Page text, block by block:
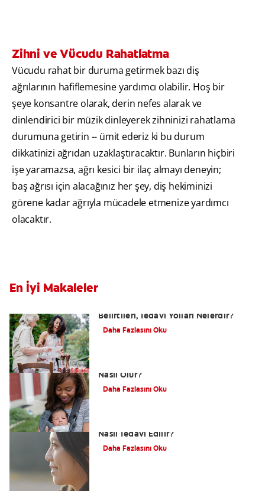
Zihni ve Vücudu Rahatlatma
Vücudu rahat bir duruma getirmek bazı diş
ağrılarının hafiflemesine yardımcı olabilir. Hoş bir
şeye konsantre olarak, derin nefes alarak ve
dinlendirici bir müzik dinleyerek zihninizi rahatlama
durumuna getirin -- ümit ederiz ki bu durum
dikkatinizi ağrıdan uzaklaştıracaktır. Bunların hiçbiri
işe yaramazsa, ağrı kesici bir ilaç almayı deneyin;
baş ağrısı için alacağınız her şey, diş hekiminizi
görene kadar ağrıyla mücadele etmenize yardımcı
olacaktır.
En İyi Makaleler
Belirtileri, Tedavi Yolları Nelerdir?
Daha Fazlasını Oku
Nasıl Olur?
Daha Fazlasını Oku
Nasıl Tedavi Edilir?
Daha Fazlasını Oku